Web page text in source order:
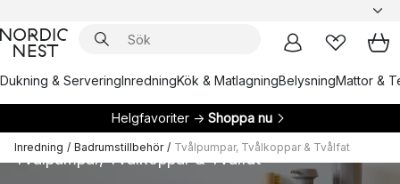
Dukning & ServeringInredningKök & MatlagningBelysningMattor &
Helgfavoriter → Shoppa nu
Inredning / Badrumstillbehör / Tvålpumpar, Tvålkoppar & Tvålfat
Tvålpumpar, Tvålkoppar & Tvålfat